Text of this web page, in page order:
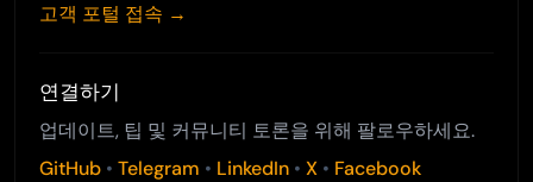
고객 포털 접속 →
연결하기
업데이트, 팁 및 커뮤니티 토론을 위해 팔로우하세요.
GitHub • Telegram • LinkedIn • X • Facebook